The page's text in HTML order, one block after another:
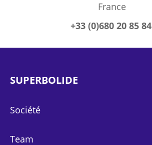
France
+33 (0)680 20 85 84
SUPERBOLIDE
Société
Team